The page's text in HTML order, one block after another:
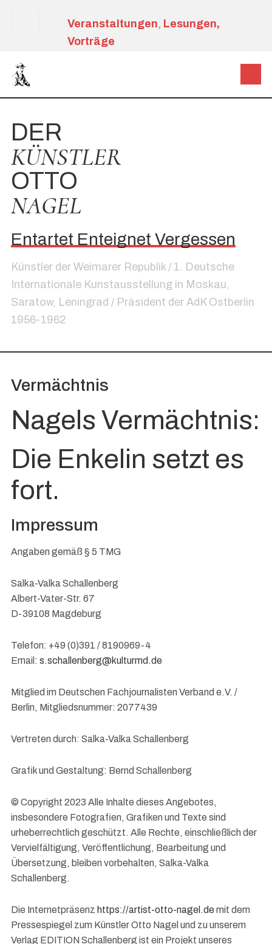
Veranstaltungen, Lesungen,
Vorträge
DER
KÜNSTLER
OTTO
NAGEL
Entartet Enteignet Vergessen
Künstler der Weimarer Republik / 1. Deutsche
Internationale Kunstausstellung in Moskau,
Saratow, Leningrad / Präsident der AdK Ostberlin
1956-1962
Vermächtnis
Nagels Vermächtnis:
Die Enkelin setzt es
fort.
Impressum
Angaben gemäß § 5 TMG
Salka-Valka Schallenberg
Albert-Vater-Str. 67
D-39108 Magdeburg
Telefon: +49 (0)391 / 8190969-4
Email: s.schallenberg@kulturmd.de
Mitglied im Deutschen Fachjournalisten Verband e.V. /
Berlin, Mitgliedsnummer: 2077439
Vertreten durch: Salka-Valka Schallenberg
Grafik und Gestaltung: Bernd Schallenberg
© Copyright 2023 Alle Inhalte dieses Angebotes,
insbesondere Fotografien, Grafiken und Texte sind
urheberrechtlich geschützt. Alle Rechte, einschließlich der
Vervielfältigung, Veröffentlichung, Bearbeitung und
Übersetzung, bleiben vorbehalten, Salka-Valka
Schallenberg.
Die Internetpräsenz https://artist-otto-nagel.demit dem
Pressespiegel zum Künstler Otto Nagel und zu unserem
Verlag EDITION Schallenberg ist ein Projekt unseres